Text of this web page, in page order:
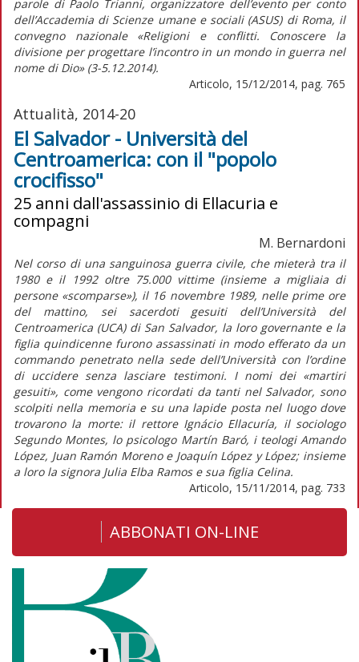
parole di Paolo Trianni, organizzatore dell’evento per conto
dell’Accademia di Scienze umane e sociali (ASUS) di Roma, il
convegno nazionale «Religioni e conflitti. Conoscere la
divisione per progettare l’incontro in un mondo in guerra nel
nome di Dio» (3-5.12.2014).
Articolo, 15/12/2014, pag. 765
Attualità, 2014-20
El Salvador - Università del
Centroamerica: con il "popolo
crocifisso"
25 anni dall'assassinio di Ellacuria e
compagni
M. Bernardoni
Nel corso di una sanguinosa guerra civile, che mieterà tra il
1980 e il 1992 oltre 75.000 vittime (insieme a migliaia di
persone «scomparse»), il 16 novembre 1989, nelle prime ore
del mattino, sei sacerdoti gesuiti dell’Università del
Centroamerica (UCA) di San Salvador, la loro governante e la
figlia quindicenne furono assassinati in modo efferato da un
commando penetrato nella sede dell’Università con l’ordine
di uccidere senza lasciare testimoni. I nomi dei «martiri
gesuiti», come vengono ricordati da tanti nel Salvador, sono
scolpiti nella memoria e su una lapide posta nel luogo dove
trovarono la morte: il rettore Ignácio Ellacuría, il sociologo
Segundo Montes, lo psicologo Martín Baró, i teologi Amando
López, Juan Ramón Moreno e Joaquín López y López; insieme
a loro la signora Julia Elba Ramos e sua figlia Celina.
Articolo, 15/11/2014, pag. 733
ABBONATI ON-LINE